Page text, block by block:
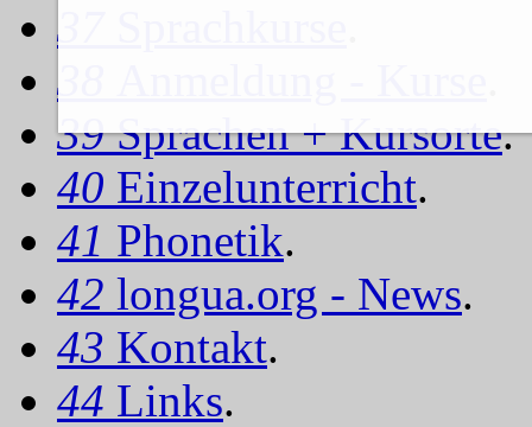
37
38
39Sprachen + Kursorte.
40 Einzelunterricht.
41 Phonetik.
42 longua.org - News.
43 Kontakt.
44 Links.